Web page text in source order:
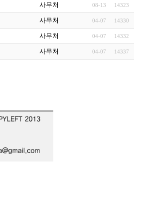
사무처 08-13 14323
사무처 04-07 14330
사무처 04-07 14332
사무처 04-07 14337